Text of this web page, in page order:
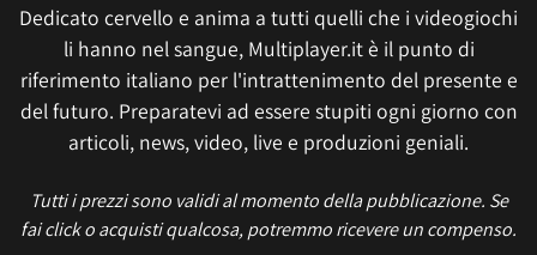
Dedicato cervello e anima a tutti quelli che i videogiochi
li hanno nel sangue, Multiplayer.it è il punto di
riferimento italiano per l'intrattenimento del presente e
del futuro. Preparatevi ad essere stupiti ogni giorno con
articoli, news, video, live e produzioni geniali.
Tutti i prezzi sono validi al momento della pubblicazione. Se
fai click o acquisti qualcosa, potremmo ricevere un compenso.